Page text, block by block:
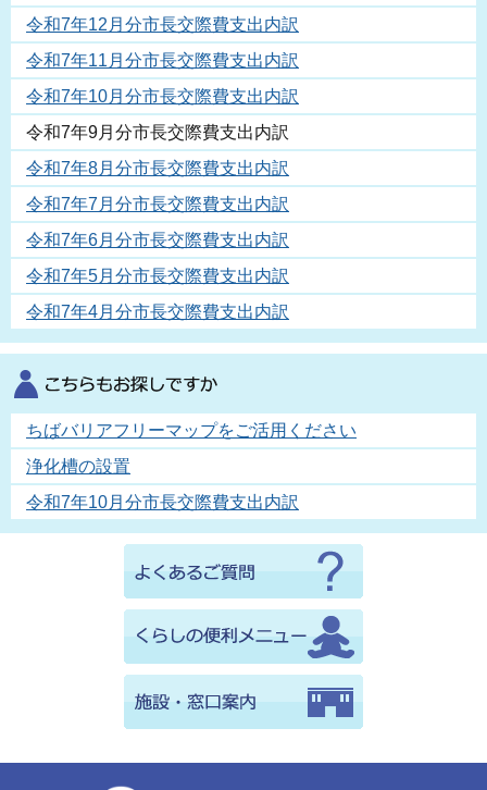
令和7年12月分市長交際費支出内訳
令和7年11月分市長交際費支出内訳
令和7年10月分市長交際費支出内訳
令和7年9月分市長交際費支出内訳
令和7年8月分市長交際費支出内訳
令和7年7月分市長交際費支出内訳
令和7年6月分市長交際費支出内訳
令和7年5月分市長交際費支出内訳
令和7年4月分市長交際費支出内訳
ちばバリアフリーマップをご活用ください
浄化槽の設置
令和7年10月分市長交際費支出内訳